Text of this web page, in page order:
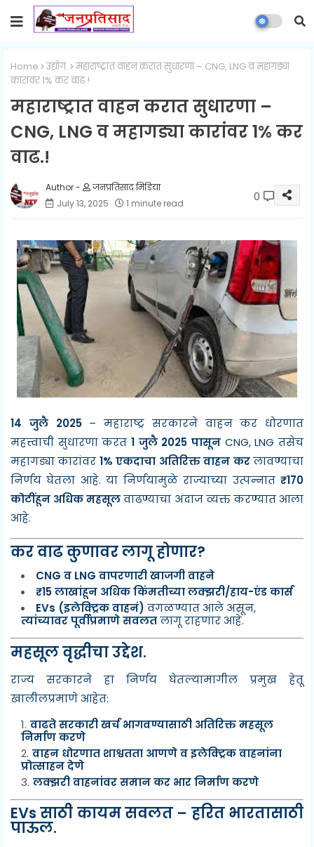
Home उद्योग.
महाराष्ट्रात वाहन करात सुधारणा – CNG, LNG व महागड्या
कारांवर 1% कर वाढ.!
महाराष्ट्रात वाहन करात सुधारणा –
CNG, LNG व महागड्या कारांवर 1% कर
वाढ.!
जनप्रतिसाद मिडिया
July 13, 2025
1 minute read 0
14 जुलै 2025– महाराष्ट्र सरकारने वाहन कर धोरणात
महत्त्वाची सुधारणा करत 1 जुलै 2025 पासून CNG, LNG तसेच
महागड्या कारांवर 1% एकदाचा अतिरिक्त वाहन करलावण्याचा
निर्णय घेतला आहे. या निर्णयामुळे राज्याच्या उत्पन्नात ₹170
कोटींहून अधिक महसूलवाढण्याचा अंदाज व्यक्त करण्यात आला
आहे.
कर वाढ कुणावर लागू होणार?
CNG व LNG वापरणारी खाजगी वाहने
₹15 लाखांहून अधिक किंमतीच्या लक्झरी/हाय-एंड कार्स
EVs (इलेक्ट्रिक वाहनं) वगळण्यात आले असून,
त्यांच्यावर पूर्वीप्रमाणे सवलतलागू राहणार आहे.
महसूल वृद्धीचा उद्देश.
राज्य सरकारने हा निर्णय घेतल्यामागील प्रमुख हेतू
खालीलप्रमाणे आहेत:
वाढते सरकारी खर्च भागवण्यासाठी अतिरिक्त महसूल
निर्माण करणे
वाहन धोरणात शाश्वतता आणणे व इलेक्ट्रिक वाहनांना
प्रोत्साहन देणे
लक्झरी वाहनांवर समान कर भार निर्माण करणे
EVs साठी कायम सवलत – हरित भारतासाठी
पाऊल.